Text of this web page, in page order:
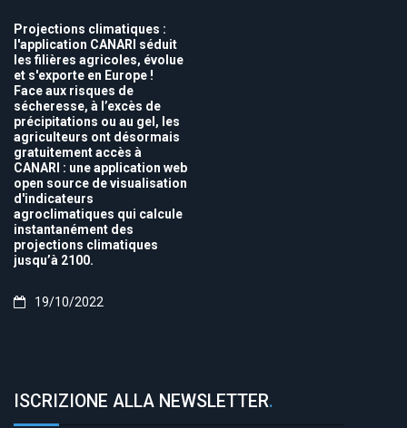
Projections climatiques :
l'application CANARI séduit
les filières agricoles, évolue
et s'exporte en Europe !
Face aux risques de
sécheresse, à l’excès de
précipitations ou au gel, les
agriculteurs ont désormais
gratuitement accès à
CANARI : une application web
open source de visualisation
d'indicateurs
agroclimatiques qui calcule
instantanément des
projections climatiques
jusqu’à 2100.
19/10/2022
ISCRIZIONE ALLA NEWSLETTER.